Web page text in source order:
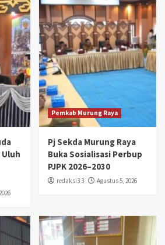
Pemkab Murung Raya
Pj Sekda Murung Raya
Buka Sosialisasi Perbup
PJPK 2026–2030
redaksi3 3 Agustus 5, 2026